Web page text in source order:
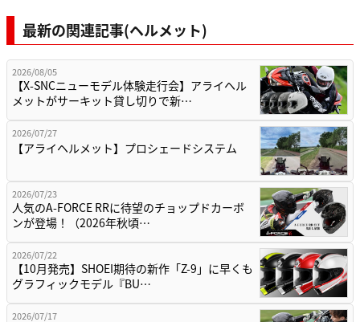
最新の関連記事(ヘルメット)
2026/08/05
【X-SNCニューモデル体験走行会】アライヘル
メットがサーキット貸し切りで新…
2026/07/27
【アライヘルメット】プロシェードシステム
2026/07/23
人気のA-FORCE RRに待望のチョップドカーボ
ンが登場！（2026年秋頃…
2026/07/22
【10月発売】SHOEI期待の新作「Z-9」に早くも
グラフィックモデル『BU…
2026/07/17